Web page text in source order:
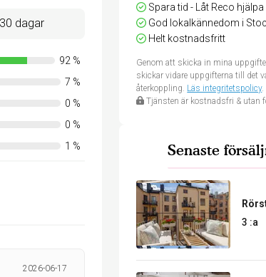
30 dagar
92 %
7 %
0 %
0 %
1 %
2026-06-17
Spara tid - Låt Reco hjälpa
God lokalkännedom i
Helt kostnadsfritt
Genom att skicka in mina
skickar vidare uppgifterna till det
återkoppling. Läs integritetspolicy.
Tjänsten är kostnadsfri & utan
Senaste
3 :a